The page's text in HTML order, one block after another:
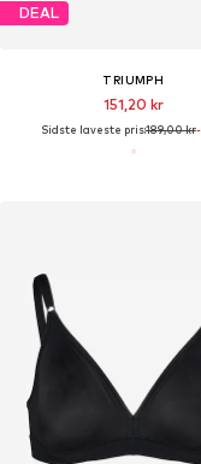
DEAL
TRIUMPH
151,20 kr
Sidste laveste pris:189,00 kr